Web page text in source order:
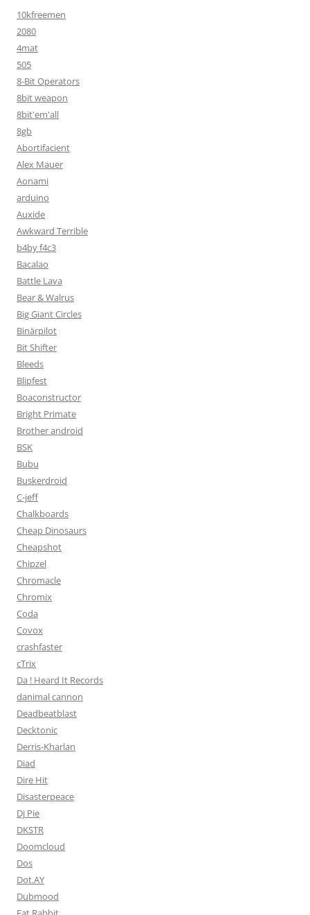
10kfreemen
2080
4mat
505
8-Bit Operators
8bit weapon
8bit'em'all
8gb
Abortifacient
Alex Mauer
Aonami
arduino
Auxide
Awkward Terrible
b4by f4c3
Bacalao
Battle Lava
Bear & Walrus
Big Giant Circles
Binärpilot
Bit Shifter
Bleeds
Blipfest
Boaconstructor
Bright Primate
Brother android
BSK
Bubu
Buskerdroid
C-jeff
Chalkboards
Cheap Dinosaurs
Cheapshot
Chipzel
Chromacle
Chromix
Coda
Covox
crashfaster
cTrix
Da ! Heard It Records
danimal cannon
Deadbeatblast
Decktonic
Derris-Kharlan
Diad
Dire Hit
Disasterpeace
Dj Pie
DKSTR
Doomcloud
Dos
Dot.AY
Dubmood